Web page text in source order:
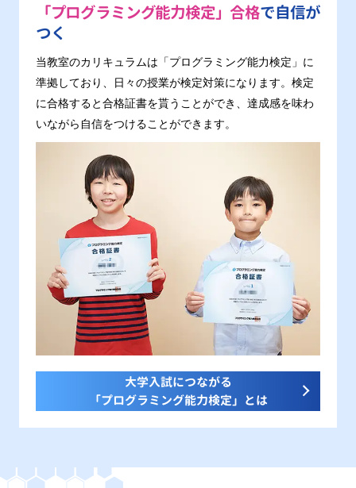
「プログラミング能力検定」合格で自信が
つく
当教室のカリキュラムは「プログラミング能力検定」に
準拠しており、日々の授業が検定対策になります。検定
に合格すると合格証書を貰うことができ、達成感を味わ
いながら自信をつけることができます。
大学入試につながる
「プログラミング能力検定」とは